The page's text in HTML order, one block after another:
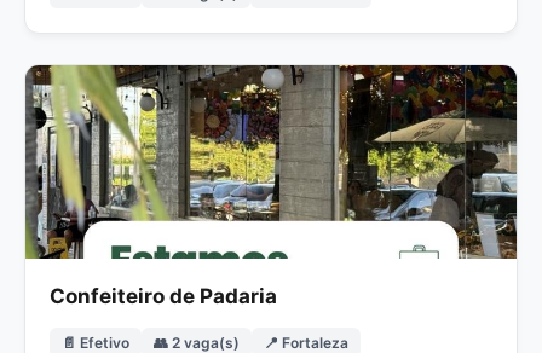
Confeiteiro de Padaria
📄 Efetivo 👥 2 vaga(s) 📍 Fortaleza